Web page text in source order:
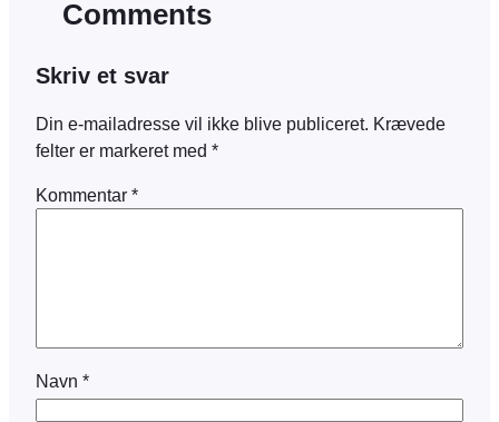
Comments
Skriv et svar
Din e-mailadresse vil ikke blive publiceret. Krævede
felter er markeret med *
Kommentar *
Navn *